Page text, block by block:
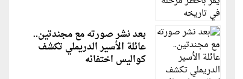
بعد نشر صورته مع مجندتين..
عائلة الأسير الدريملي تكشف
كواليس اختفائه